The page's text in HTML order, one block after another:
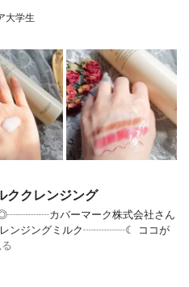
大学生
ククレンジング
◎┈┈┈┈カバーマーク株式会社さん
レンジングミルク┈┈┈┈☾ ココが